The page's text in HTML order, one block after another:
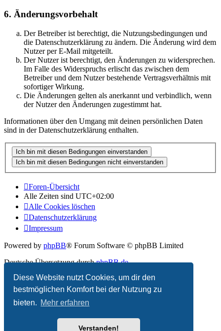
Diese Website nutzt Cookies, um dir den
bestmöglichen Komfort bei der Nutzung zu
bieten. Mehr erfahren
Verstanden!
6. Änderungsvorbehalt
Der Betreiber ist berechtigt, die Nutzungsbedingungen und
die Datenschutzerklärung zu ändern. Die Änderung wird dem
Nutzer per E-Mail mitgeteilt.
Der Nutzer ist berechtigt, den Änderungen zu widersprechen.
Im Falle des Widerspruchs erlischt das zwischen dem
Betreiber und dem Nutzer bestehende Vertragsverhältnis mit
sofortiger Wirkung.
Die Änderungen gelten als anerkannt und verbindlich, wenn
der Nutzer den Änderungen zugestimmt hat.
Informationen über den Umgang mit deinen persönlichen Daten
sind in der Datenschutzerklärung enthalten.
Foren-Übersicht
Alle Zeiten sind UTC+02:00
Alle Cookies löschen
Datenschutzerklärung
Impressum
Powered by phpBB® Forum Software © phpBB Limited
Deutsche Übersetzung durchphpBB.de
Datenschutz |Nutzungsbedingungen